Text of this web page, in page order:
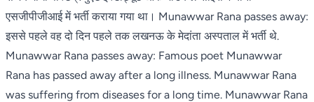
एसजीपीजीआई में भर्ती कराया गया था। Munawwar Rana passes away:
इससे पहले वह दो दिन पहले तक लखनऊ के मेदांता अस्पताल में भर्ती थे.
Munawwar Rana passes away: Famous poet Munawwar
Rana has passed away after a long illness. Munawwar Rana
was suffering from diseases for a long time. Munawwar Rana